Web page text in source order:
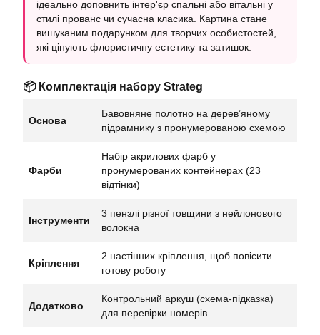
ідеально доповнить інтер'єр спальні або вітальні у
стилі прованс чи сучасна класика. Картина стане
вишуканим подарунком для творчих особистостей,
які цінують флористичну естетику та затишок.
📦 Комплектація набору Strateg
Основа
Бавовняне полотно на дерев’яному
підрамнику з пронумерованою схемою
Фарби
Набір акрилових фарб у
пронумерованих контейнерах (23
відтінки)
Інструменти
3 пензлі різної товщини з нейлонового
волокна
Кріплення
2 настінних кріплення, щоб повісити
готову роботу
Додатково
Контрольний аркуш (схема-підказка)
для перевірки номерів